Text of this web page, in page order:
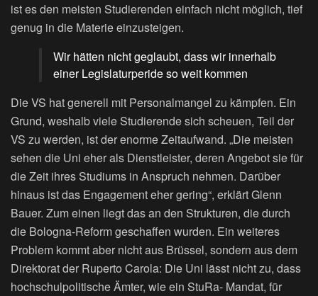
ist es den meisten Studierenden einfach nicht möglich, tief
genug in die Materie einzusteigen.
Wir hätten nicht geglaubt, dass wir innerhalb
einer Legislaturperide so weit kommen
Die VS hat generell mit Personalmangel zu kämpfen. Ein
Grund, weshalb viele Studierende sich scheuen, Teil der
VS zu werden, ist der enorme Zeitaufwand. „Die meisten
sehen die Uni eher als Dienstleister, deren Angebot sie für
die Zeit ihres Studiums in Anspruch nehmen. Darüber
hinaus ist das Engagement eher gering“, erklärt Glenn
Bauer. Zum einen liegt das an den Strukturen, die durch
die Bologna-Reform geschaffen wurden. Ein weiteres
Problem kommt aber nicht aus Brüssel, sondern aus dem
Direktorat der Ruperto Carola: Die Uni lässt nicht zu, dass
hochschulpolitische Ämter, wie ein StuRa- Mandat, für